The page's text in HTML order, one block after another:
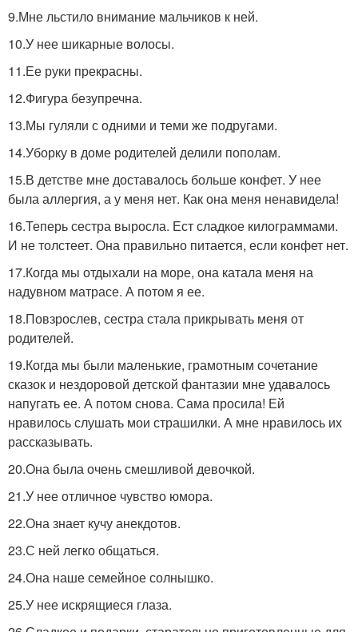
9.Мне льстило внимание мальчиков к ней.
10.У нее шикарные волосы.
11.Ее руки прекрасны.
12.Фигура безупречна.
13.Мы гуляли с одними и теми же подругами.
14.Уборку в доме родителей делили пополам.
15.В детстве мне доставалось больше конфет. У нее
была аллергия, а у меня нет. Как она меня ненавидела!
16.Теперь сестра выросла. Ест сладкое килограммами.
И не толстеет. Она правильно питается, если конфет нет.
17.Когда мы отдыхали на море, она катала меня на
надувном матрасе. А потом я ее.
18.Повзрослев, сестра стала прикрывать меня от
родителей.
19.Когда мы были маленькие, грамотным сочетание
сказок и нездоровой детской фантазии мне удавалось
напугать ее. А потом снова. Сама просила! Ей
нравилось слушать мои страшилки. А мне нравилось их
рассказывать.
20.Она была очень смешливой девочкой.
21.У нее отличное чувство юмора.
22.Она знает кучу анекдотов.
23.С ней легко общаться.
24.Она наше семейное солнышко.
25.У нее искрящиеся глаза.